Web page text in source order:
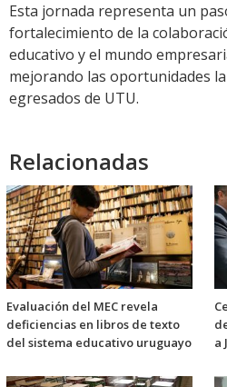
Esta jornada representa un
fortalecimiento de la
educativo y el mundo
mejorando las oportunidades
egresados de UTU.
Relacionadas
Evaluación del MEC revela
deficiencias en libros de texto
del sistema educativo uruguayo
a